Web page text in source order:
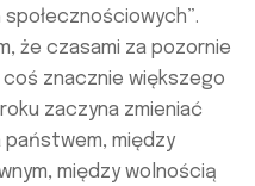
że czasami za pozornie
znacznie większego
zaczyna zmieniać
między
między wolnością